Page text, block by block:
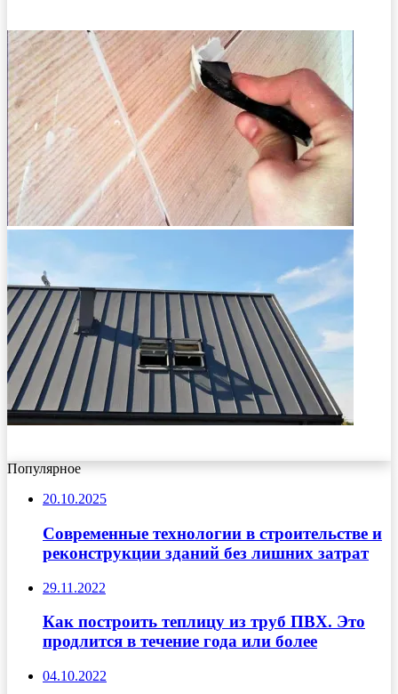
Популярное
20.10.2025
Современные технологии в строительстве и
реконструкции зданий без лишних затрат
29.11.2022
Как построить теплицу из труб ПВХ. Это
продлится в течение года или более
04.10.2022